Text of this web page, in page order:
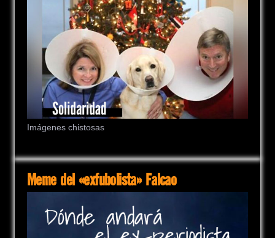
Imágenes chistosas
Meme del «exfubolista» Falcao